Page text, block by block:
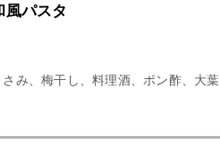
風パスタ
み、梅干し、料理酒、ポン酢、大葉